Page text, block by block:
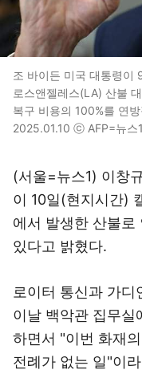
조 바이든 미국 대통령이
로스앤젤레스(LA) 산불
복구 비용의 100%를 연
2025.01.10 ⓒ AFP=뉴
(서울=뉴스1) 이창
이 10일(현지시간)
에서 발생한 산불로
있다고 밝혔다.
로이터 통신과 가
이날 백악관 집무실
하면서 "이번 화재
전례가 없는 일"이